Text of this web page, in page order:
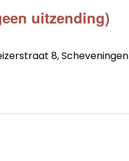
uitzending)
8, Scheveningen